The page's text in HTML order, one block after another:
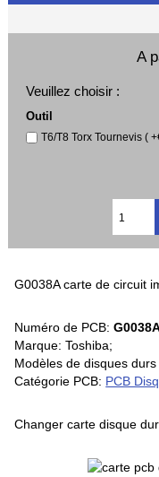
A
Veuillez choisir :
Outil
T6/T8 Torx Tournevis (
G0038A carte de circuit
Numéro de PCB:
Marque: Toshiba;
Modèles de disques
Catégorie PCB: PCB
Changer carte disque